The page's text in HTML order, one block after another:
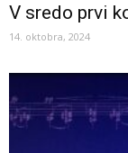
V sredo prvi
14. oktobra, 2024